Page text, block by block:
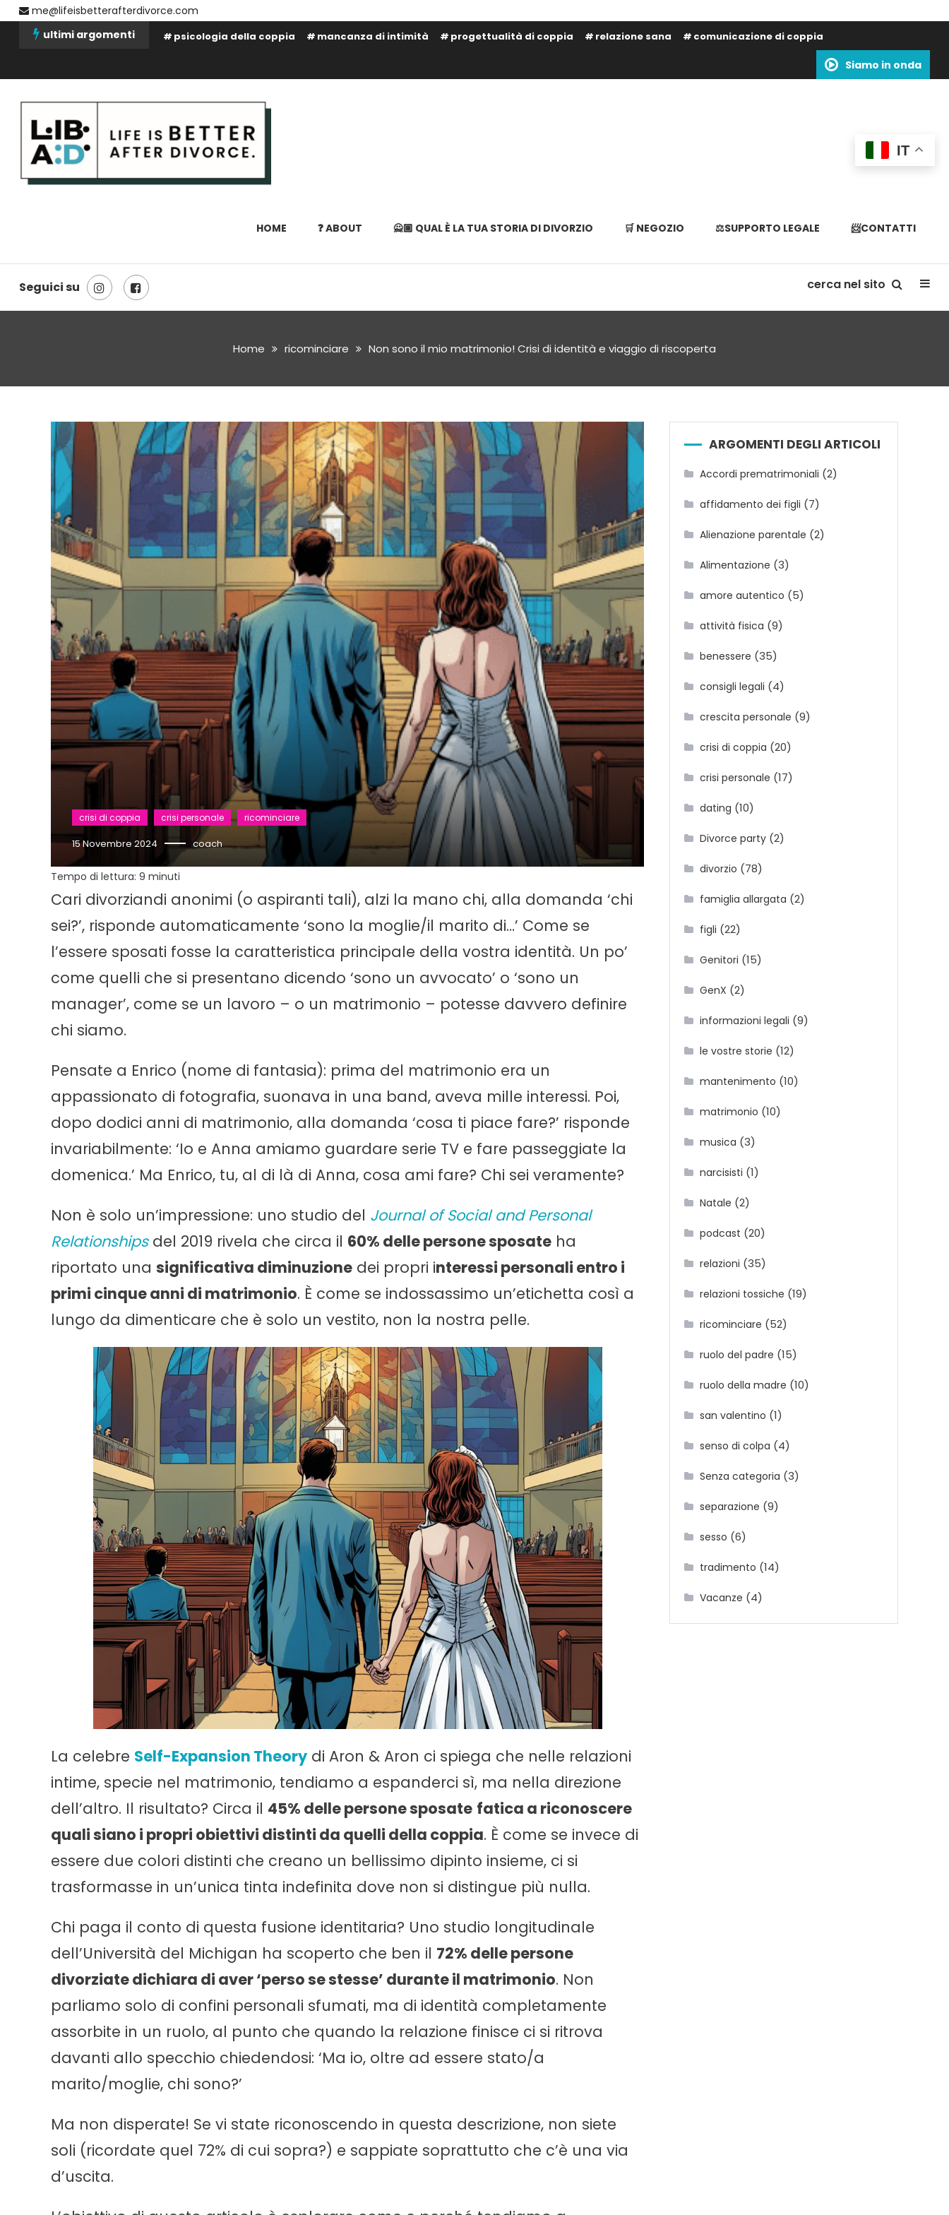
Skip
me@lifeisbetterafterdivorce.com
ultimi argomenti
psicologia della coppia mancanza di intimità progettualità di coppia relazione sana comunicazione di coppia
Siamo in onda
HOME ❓ ABOUT 🙅🏽 QUAL È LA TUA STORIA DI DIVORZIO 🛒 NEGOZIO ⚖️SUPPORTO LEGALE 📨CONTATTI
Seguici su cerca nel sito
Home ricominciare Non sono il mio matrimonio! Crisi di identità e viaggio di riscoperta
crisi di coppia crisi personale ricominciare
15 Novembre 2024 coach
Tempo di lettura: 9 minuti
Cari divorziandi anonimi (o aspiranti tali), alzi la mano chi, alla domanda ‘chi
sei?’, risponde automaticamente ‘sono la moglie/il marito di…’ Come se
l’essere sposati fosse la caratteristica principale della vostra identità. Un po’
come quelli che si presentano dicendo ‘sono un avvocato’ o ‘sono un
manager’, come se un lavoro – o un matrimonio – potesse davvero definire
chi siamo.
Pensate a Enrico (nome di fantasia): prima del matrimonio era un
appassionato di fotografia, suonava in una band, aveva mille interessi. Poi,
dopo dodici anni di matrimonio, alla domanda ‘cosa ti piace fare?’ risponde
invariabilmente: ‘Io e Anna amiamo guardare serie TV e fare passeggiate la
domenica.’ Ma Enrico, tu, al di là di Anna, cosa ami fare? Chi sei veramente?
Non è solo un’impressione: uno studio del Journal of Social and Personal
Relationshipsdel 2019 rivela che circa il 60% delle persone sposate ha
riportato una significativa diminuzione dei propri interessi personali entro i
primi cinque anni di matrimonio. È come se indossassimo un’etichetta così a
lungo da dimenticare che è solo un vestito, non la nostra pelle.
La celebre Self-Expansion Theory di Aron & Aron ci spiega che nelle relazioni
intime, specie nel matrimonio, tendiamo a espanderci sì, ma nella direzione
dell’altro. Il risultato? Circa il 45% delle persone sposate fatica a riconoscere
quali siano i propri obiettivi distinti da quelli della coppia. È come se invece di
essere due colori distinti che creano un bellissimo dipinto insieme, ci si
trasformasse in un’unica tinta indefinita dove non si distingue più nulla.
Chi paga il conto di questa fusione identitaria? Uno studio longitudinale
dell’Università del Michigan ha scoperto che ben il 72% delle persone
divorziate dichiara di aver ‘perso se stesse’ durante il matrimonio. Non
parliamo solo di confini personali sfumati, ma di identità completamente
assorbite in un ruolo, al punto che quando la relazione finisce ci si ritrova
davanti allo specchio chiedendosi: ‘Ma io, oltre ad essere stato/a
marito/moglie, chi sono?’
Ma non disperate! Se vi state riconoscendo in questa descrizione, non siete
soli (ricordate quel 72% di cui sopra?) e sappiate soprattutto che c’è una via
d’uscita.
ARGOMENTI DEGLI ARTICOLI
Accordi prematrimoniali (2)
affidamento dei figli (7)
Alienazione parentale (2)
Alimentazione (3)
amore autentico (5)
attività fisica (9)
benessere (35)
consigli legali (4)
crescita personale (9)
crisi di coppia (20)
crisi personale (17)
dating (10)
Divorce party (2)
divorzio (78)
famiglia allargata (2)
figli (22)
Genitori (15)
GenX (2)
informazioni legali (9)
le vostre storie (12)
mantenimento (10)
matrimonio (10)
musica (3)
narcisisti (1)
Natale (2)
podcast (20)
relazioni (35)
relazioni tossiche (19)
ricominciare (52)
ruolo del padre (15)
ruolo della madre (10)
san valentino (1)
senso di colpa (4)
Senza categoria (3)
separazione (9)
sesso (6)
tradimento (14)
Vacanze (4)
IT